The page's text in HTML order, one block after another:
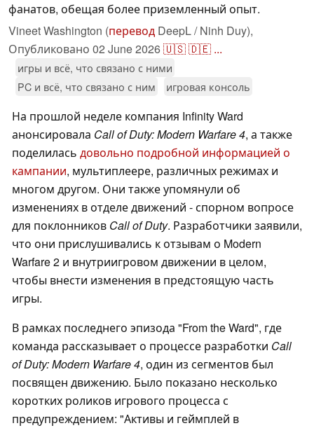
фанатов, обещая более приземленный опыт.
Vineet Washington (перевод DeepL / Ninh Duy),
Опубликовано 02 June 2026🇺🇸🇩🇪 ...
игры и всё, что связано с ними
PC и всё, что связано с ним
игровая консоль
На прошлой неделе компания Infinity Ward
анонсировала Call of Duty: Modern Warfare 4, а также
поделилась довольно подробной информацией о
кампании, мультиплеере, различных режимах и
многом другом. Они также упомянули об
изменениях в отделе движений - спорном вопросе
для поклонников Call of Duty. Разработчики заявили,
что они прислушивались к отзывам о Modern
Warfare 2 и внутриигровом движении в целом,
чтобы внести изменения в предстоящую часть
игры.
В рамках последнего эпизода "From the Ward", где
команда рассказывает о процессе разработки Call
of Duty: Modern Warfare 4, один из сегментов был
посвящен движению. Было показано несколько
коротких роликов игрового процесса с
предупреждением: "Активы и геймплей в